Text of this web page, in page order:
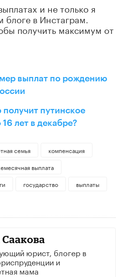
и не только я
блоге в Инстаграм.
получить максимум от
выплат по рождению
путинское
лет в декабре?
семья
компенсация
выплата
государство выплаты
юрист, блогер в
и
мама